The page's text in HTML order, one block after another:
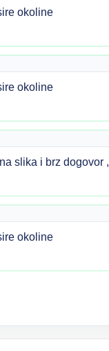
okoline
okoline
slika i brz dogovor ,
okoline